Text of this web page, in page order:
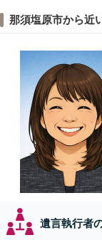
那須塩原市から近
遺言執行者